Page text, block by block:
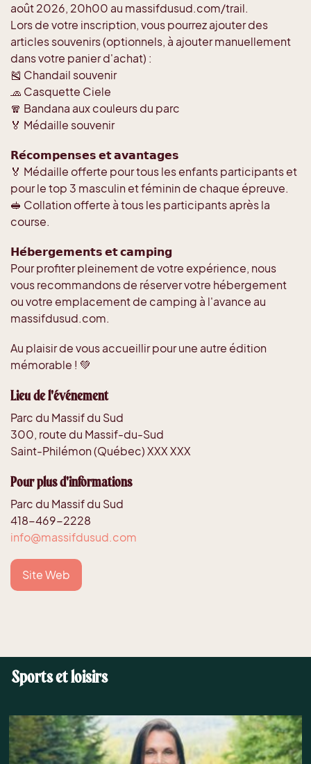
août 2026, 20h00 au massifdusud.com/trail.
Lors de votre inscription, vous pourrez ajouter des
articles souvenirs (optionnels, à ajouter manuellement
dans votre panier d'achat) :
🎽 Chandail souvenir
🧢 Casquette Ciele
🧣 Bandana aux couleurs du parc
🏅 Médaille souvenir
𝗥𝗲́𝗰𝗼𝗺𝗽𝗲𝗻𝘀𝗲𝘀 𝗲𝘁 𝗮𝘃𝗮𝗻𝘁𝗮𝗴𝗲𝘀
🏅 Médaille offerte pour tous les enfants participants et
pour le top 3 masculin et féminin de chaque épreuve.
🥪 Collation offerte à tous les participants après la
course.
𝗛𝗲́𝗯𝗲𝗿𝗴𝗲𝗺𝗲𝗻𝘁𝘀 𝗲𝘁 𝗰𝗮𝗺𝗽𝗶𝗻𝗴
Pour profiter pleinement de votre expérience, nous
vous recommandons de réserver votre hébergement
ou votre emplacement de camping à l'avance au
massifdusud.com.
Au plaisir de vous accueillir pour une autre édition
mémorable ! 💚
Lieu de l'événement
Parc du Massif du Sud
300, route du Massif-du-Sud
Saint-Philémon (Québec) XXX XXX
Pour plus d'informations
Parc du Massif du Sud
418-469-2228
info@massifdusud.com
Site Web
Sports et loisirs